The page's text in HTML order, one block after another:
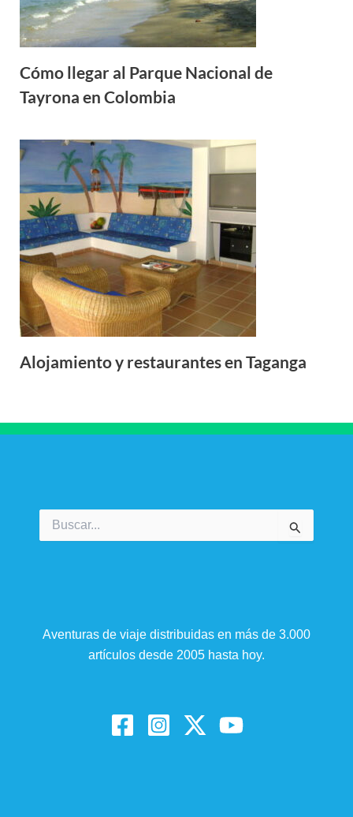
Cómo llegar al Parque Nacional de
Tayrona en Colombia
Alojamiento y restaurantes en Taganga
Buscar
por:
Aventuras de viaje distribuidas en más de 3.000
artículos desde 2005 hasta hoy.